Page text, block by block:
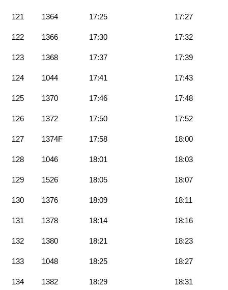
121 1364 17:25 17:27
122 1366 17:30 17:32
123 1368 17:37 17:39
124 1044 17:41 17:43
125 1370 17:46 17:48
126 1372 17:50 17:52
127 1374F 17:58 18:00
128 1046 18:01 18:03
129 1526 18:05 18:07
130 1376 18:09 18:11
131 1378 18:14 18:16
132 1380 18:21 18:23
133 1048 18:25 18:27
134 1382 18:29 18:31